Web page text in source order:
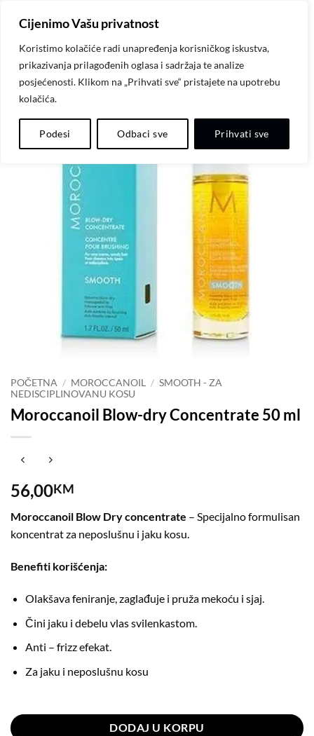
Cijenimo Vašu privatnost
Koristimo kolačiće radi unapređenja korisničkog iskustva,
prikazivanja prilagođenih oglasa i sadržaja te analize
posjećenosti. Klikom na „Prihvati sve“ pristajete na upotrebu
kolačića.
Podesi Odbaci sve Prihvati sve
content
Dodaj
listu
POČETNA / MOROCCANOIL / SMOOTH - ZA
NEDISCIPLINOVANU KOSU
Moroccanoil Blow-dry Concentrate 50 ml
56,00KM
Moroccanoil Blow Dry concentrate – Specijalno formulisan
koncentrat za neposlušnu i jaku kosu.
Benefiti korišćenja:
Olakšava feniranje, zaglađuje i pruža mekoću i sjaj.
Čini jaku i debelu vlas svilenkastom.
Anti – frizz efekat.
Za jaku i neposlušnu kosu
DODAJ U KORPU